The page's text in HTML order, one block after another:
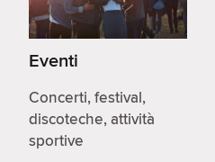
Eventi
Concerti, festival,
discoteche, attività
sportive